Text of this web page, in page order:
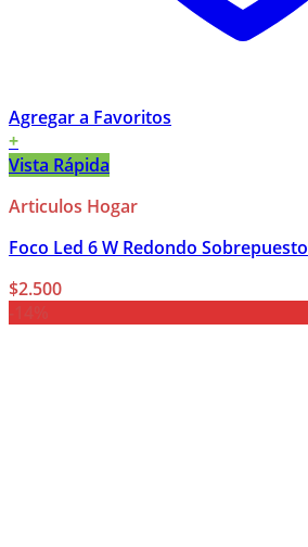
Agregar a Favoritos
+
Vista Rápida
Articulos Hogar
Foco Led 6 W Redondo Sobrepuesto
$2.500